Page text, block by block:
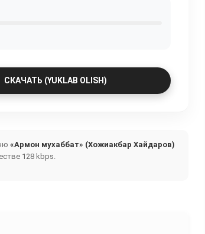
СКАЧАТЬ (YUKLAB OLISH)
«Армон мухаббат» (Хожиакбар Хайдаров)
128 kbps.